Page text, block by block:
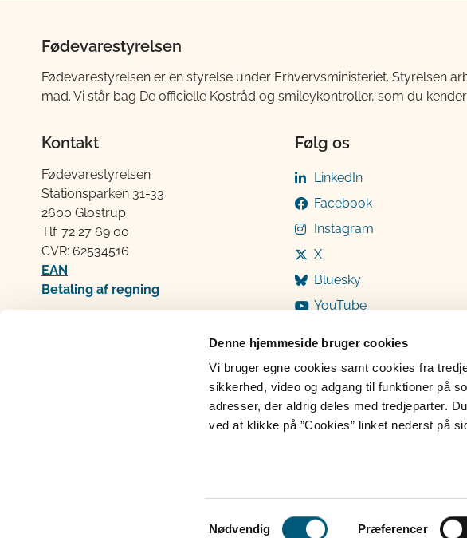
Denne hjemmeside bruger cookies
Vi bruger egne cookies samt cookies fra
sikkerhed, video og adgang til funktioner på
adresser, der aldrig deles med tredjeparter.
ved at klikke på ”Cookies” linket nederst på
Samtykkevalg
Nødvendig Præferencer
Fødevarestyrelsen
Fødevarestyrelsen er en styrelse under Erhvervsministeriet. Styrelsen
mad. Vi står bag De officielle Kostråd og smileykontroller, som du
Kontakt
Fødevarestyrelsen
Stationsparken 31-33
2600 Glostrup
Tlf. 72 2​​​7 69 00
CVR: 62534516
EAN
Betaling af regning
Følg os
LinkedIn
Facebook
Instagram
X
Bluesky
YouTube
Persondatabeskyttelse